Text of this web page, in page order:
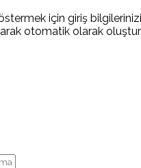
için giriş
otomatik olarak